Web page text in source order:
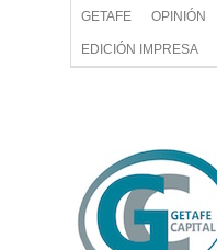
GETAFE OPINIÓN
EDICIÓN IMPRESA